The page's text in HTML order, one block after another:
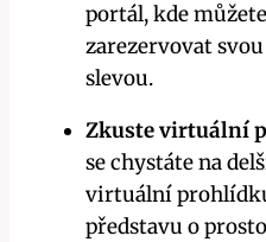
portál, kde
zarezervovat
slevou.
Zkuste virtuální
se chystáte na
virtuální
představu o